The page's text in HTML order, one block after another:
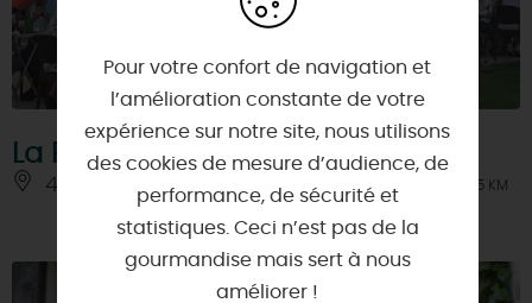
La Riviera
45200 - MONTARGIS À 5.5 KM
Pour votre confort de navigation et
l’amélioration constante de votre
expérience sur notre site, nous utilisons
des cookies de mesure d’audience, de
performance, de sécurité et
statistiques. Ceci n’est pas de la
gourmandise mais sert à nous
améliorer !